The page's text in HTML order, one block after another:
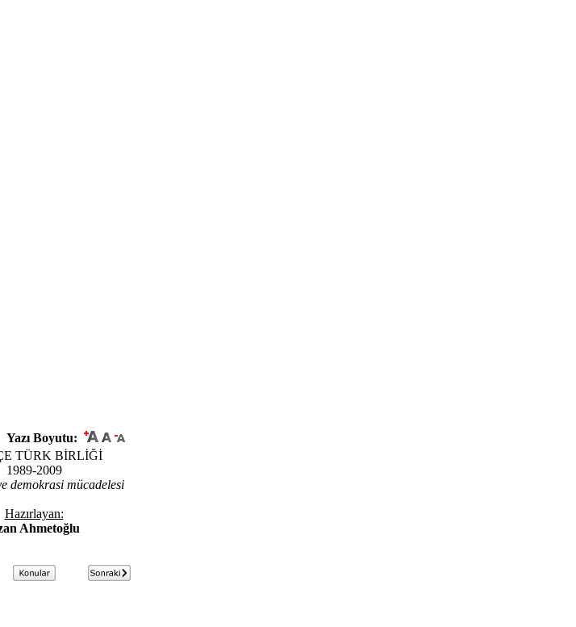
Yazı Boyutu:
TÜRK BİRLİĞİ
1989-2009
demokrasi mücadelesi
Hazırlayan:
Ahmetoğlu